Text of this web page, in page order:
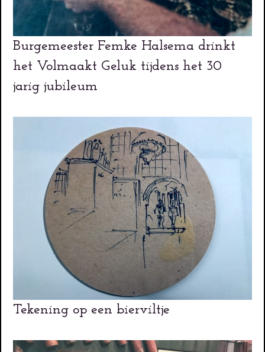
Burgemeester Femke Halsema drinkt
het Volmaakt Geluk tijdens het 30
jarig jubileum
Tekening op een bierviltje